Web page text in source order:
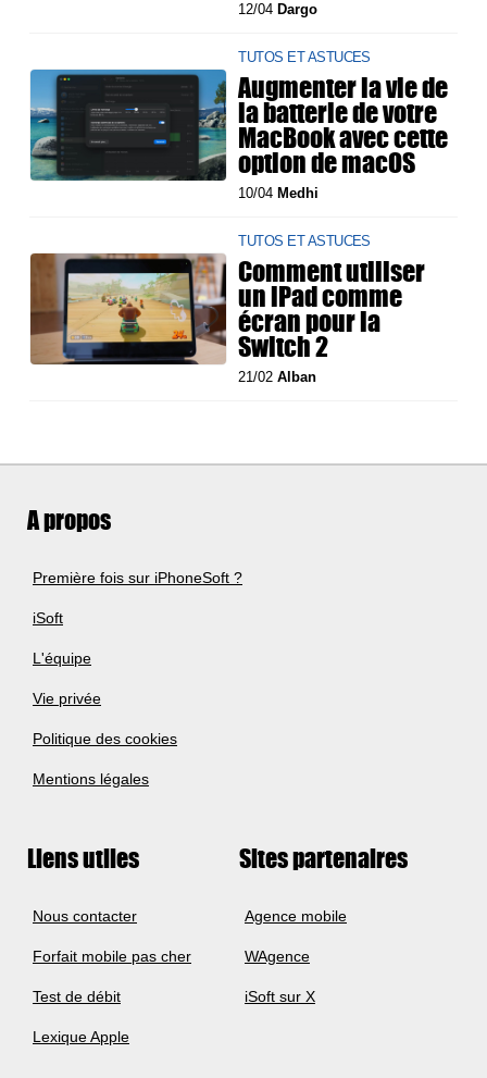
12/04 Dargo
TUTOS ET ASTUCES
Augmenter la vie de
la batterie de votre
MacBook avec cette
option de macOS
10/04 Medhi
TUTOS ET ASTUCES
Comment utiliser
un iPad comme
écran pour la
Switch 2
21/02Alban
A propos
Première fois sur iPhoneSoft ?
iSoft
L'équipe
Vie privée
Politique des cookies
Mentions légales
Liens utiles
Nous contacter
Forfait mobile pas cher
Test de débit
Lexique Apple
Sites partenaires
Agence mobile
WAgence
iSoft sur X